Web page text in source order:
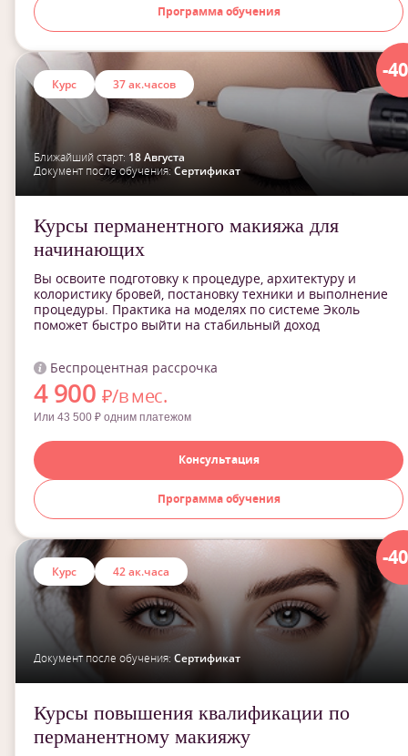
Программа обучения
-
Курс 37 ак.часов
Ближайший старт: 18 Августа
Документ после обучения:Сертификат
Курсы перманентного макияжа для
начинающих
Вы освоите подготовку к процедуре, архитектуру и
колористику бровей, постановку техники и выполнение
процедуры. Практика на моделях по системе Эколь
поможет быстро выйти на стабильный доход
Беспроцентная рассрочка
4 900 ₽/в мес.
Или 43 500 ₽ одним платежом
Консультация
Программа обучения
-
Курс 42 ак.часа
Документ после обучения: Сертификат
Курсы повышения квалификации по
перманентному макияжу